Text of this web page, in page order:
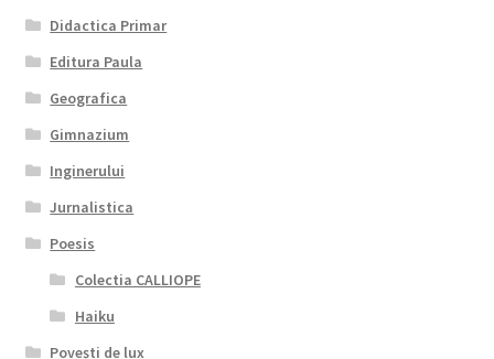
Didactica Primar
Editura Paula
Geografica
Gimnazium
Inginerului
Jurnalistica
Poesis
Colectia CALLIOPE
Haiku
Povești de lux